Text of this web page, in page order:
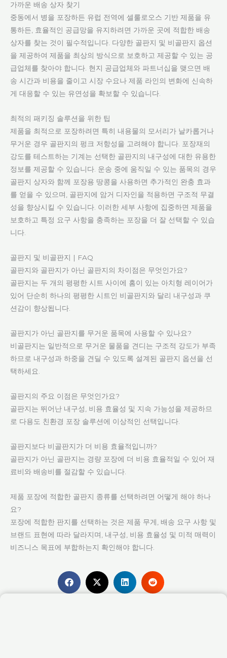
가까운 배송 상자 찾기
중동에서 병을 포장하든 유럽 전역에 셀룰로오스 기반 제품을 유
통하든, 효율적인 공급망을 유지하려면 가까운 곳에 적합한 배송
상자를 찾는 것이 필수적입니다. 다양한 골판지 및 비골판지 옵션
을 제공하여 제품을 최상의 방식으로 보호하고 제공할 수 있는 공
급업체를 찾아야 합니다. 현지 공급업체와 파트너십을 맺으면 배
송 시간과 비용을 줄이고 시장 수요나 제품 라인의 변화에 신속하
게 대응할 수 있는 유연성을 확보할 수 있습니다.
최적의 패키징 솔루션을 위한 팁
제품을 최적으로 포장하려면 특히 내용물의 모서리가 날카롭거나
무거운 경우 골판지의 펑크 저항성을 고려해야 합니다. 포장재의
강도를 테스트하는 기계는 선택한 골판지의 내구성에 대한 유용한
정보를 제공할 수 있습니다. 운송 중에 움직일 수 있는 품목의 경우
골판지 상자와 함께 포장용 땅콩을 사용하면 추가적인 완충 효과
를 얻을 수 있으며, 골판지에 암거 디자인을 적용하면 구조적 무결
성을 향상시킬 수 있습니다. 이러한 세부 사항에 집중하면 제품을
보호하고 특정 요구 사항을 충족하는 포장을 더 잘 선택할 수 있습
니다.
골판지 및 비골판지 | FAQ
골판지와 골판지가 아닌 골판지의 차이점은 무엇인가요?
골판지는 두 개의 평평한 시트 사이에 홈이 있는 아치형 레이어가
있어 단순히 하나의 평평한 시트인 비골판지와 달리 내구성과 쿠
션감이 향상됩니다.
골판지가 아닌 골판지를 무거운 품목에 사용할 수 있나요?
비골판지는 일반적으로 무거운 물품을 견디는 구조적 강도가 부족
하므로 내구성과 하중을 견딜 수 있도록 설계된 골판지 옵션을 선
택하세요.
골판지의 주요 이점은 무엇인가요?
골판지는 뛰어난 내구성, 비용 효율성 및 지속 가능성을 제공하므
로 다용도 친환경 포장 솔루션에 이상적인 선택입니다.
골판지보다 비골판지가 더 비용 효율적입니까?
골판지가 아닌 골판지는 경량 포장에 더 비용 효율적일 수 있어 재
료비와 배송비를 절감할 수 있습니다.
제품 포장에 적합한 골판지 종류를 선택하려면 어떻게 해야 하나
요?
포장에 적합한 판지를 선택하는 것은 제품 무게, 배송 요구 사항 및
브랜드 표현에 따라 달라지며, 내구성, 비용 효율성 및 미적 매력이
비즈니스 목표에 부합하는지 확인해야 합니다.